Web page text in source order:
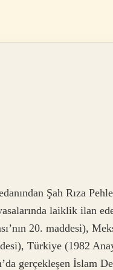
Şah Rıza
laiklik ilan
20. maddesi),
Türkiye (1982
gerçekleşen İslam